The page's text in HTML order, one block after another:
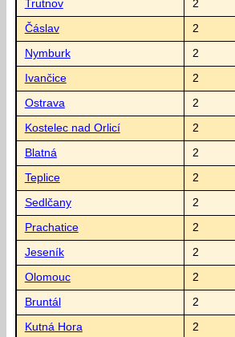
Trutnov 2
Čáslav 2
Nymburk 2
Ivančice 2
Ostrava 2
Kostelec nad Orlicí 2
Blatná 2
Teplice 2
Sedlčany 2
Prachatice 2
Jeseník 2
Olomouc 2
Bruntál 2
Kutná Hora 2